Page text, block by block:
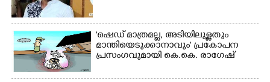
'ഷെഡ് മാത്രമല്ല, അടിയിലുള്ളതും
മാന്തിയെടുക്കാനാവും' പ്രകോപന
പ്രസംഗവുമായി കെ.കെ. രാഗേഷ്